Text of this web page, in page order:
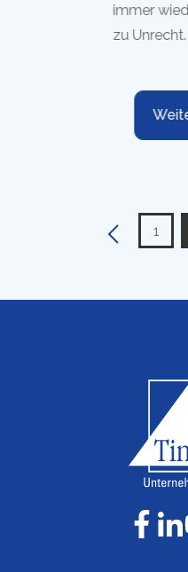
immer wieder in
zu Unrecht. ...
Weiterlesen
1